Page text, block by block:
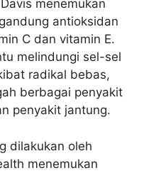
menemukan
antioksidan
C dan vitamin E.
melindungi sel-sel
radikal bebas,
berbagai penyakit
penyakit jantung.
dilakukan oleh
menemukan